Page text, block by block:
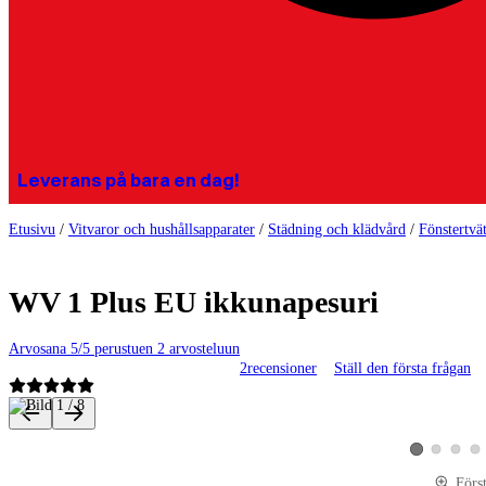
Leverans på bara en dag!
Etusivu / Vitvaror och hushållsapparater / Städning och klädvård /
WV 1 Plus EU ikkunapesuri
Arvosana 5/5 perustuen 2 arvosteluun
2recensioner Ställ den första frågan
Produktbilder och videor
VisaVisa Visa